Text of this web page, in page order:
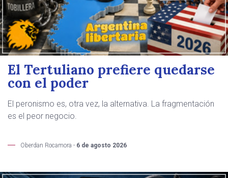
El Tertuliano prefiere quedarse
con el poder
El peronismo es, otra vez, la alternativa. La fragmentación
es el peor negocio.
Oberdan Rocamora - 6 de agosto 2026